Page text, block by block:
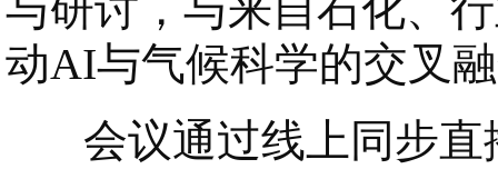
动AI与气候科学的交叉
会议通过线上同步直